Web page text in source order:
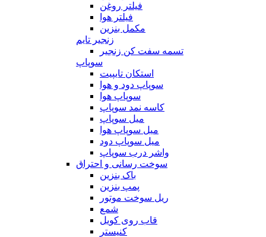
فیلتر روغن
فیلتر هوا
مکمل بنزین
زنجیر تایم
تسمه سفت کن زنجیر
سوپاپ
استکان تایپیت
سوپاپ دود و هوا
سوپاپ هوا
کاسه نمد سوپاپ
میل سوپاپ
میل سوپاپ هوا
میل سوپاپ دود
واشر درب سوپاپ
سوخت رسانی و احتراق
باک بنزین
پمپ بنزین
ریل سوخت موتور
شمع
قاب روی کویل
کنیستر